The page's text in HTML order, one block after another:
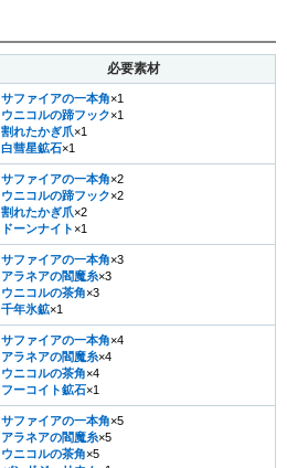
必要素材
サファイアの一本角×1
ウニコルの蹄フック×1
割れたかぎ爪×1
白彗星鉱石×1
サファイアの一本角×2
ウニコルの蹄フック×2
割れたかぎ爪×2
ドーンナイト ×1
サファイアの一本角×3
アラネアの閻魔糸×3
ウニコルの茶角×3
千年氷鉱×1
サファイアの一本角×4
アラネアの閻魔糸×4
ウニコルの茶角×4
フーコイト鉱石×1
サファイアの一本角×5
アラネアの閻魔糸×5
ウニコルの茶角×5